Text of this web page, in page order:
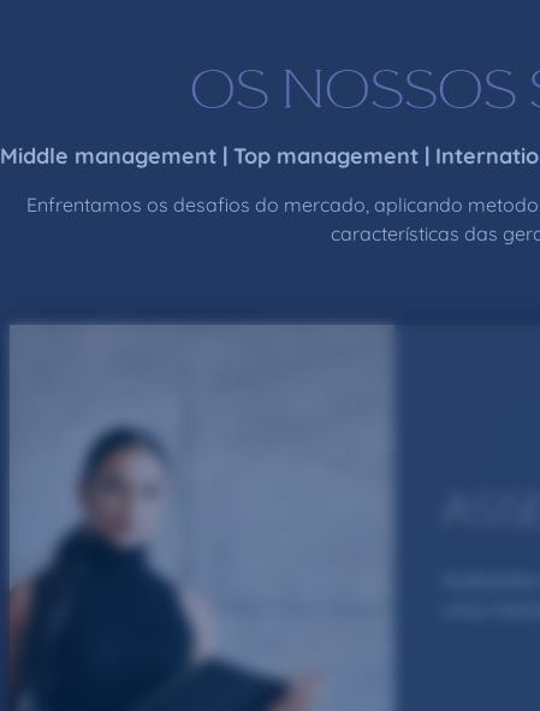
OS NOSSOS
Middle management | Top management |
Enfrentamos os desafios do mercado, aplicando
características das